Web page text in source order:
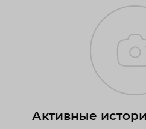
Активные